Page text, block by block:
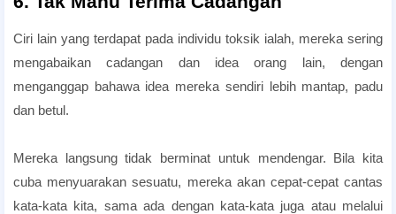
Ciri lain yang terdapat pada individu toksik ialah, mereka sering
mengabaikan cadangan dan idea orang lain, dengan
menganggap bahawa idea mereka sendiri lebih mantap, padu
dan betul.
Mereka langsung tidak berminat untuk mendengar. Bila kita
cuba menyuarakan sesuatu, mereka akan cepat-cepat cantas
kata-kata kita, sama ada dengan kata-kata juga atau melalui